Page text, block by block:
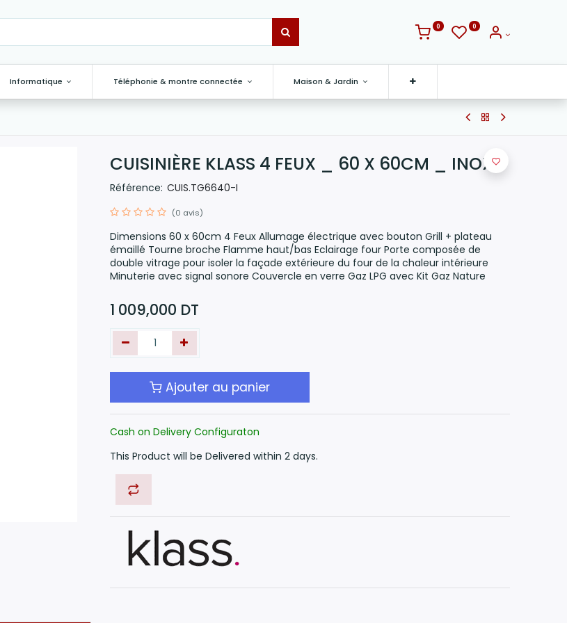
0 0
Informatique Téléphonie & montre connectée Maison & Jardin
CUISINIÈRE KLASS 4 FEUX _ 60 X 60CM _ INOX
Référence: CUIS.TG6640-I
(0 avis)
Dimensions 60 x 60cm 4 Feux Allumage électrique avec bouton Grill + plateau
émaillé Tourne broche Flamme haut/bas Eclairage four Porte composée de
double vitrage pour isoler la façade extérieure du four de la chaleur intérieure
Minuterie avec signal sonore Couvercle en verre Gaz LPG avec Kit Gaz Nature
1 009,000 DT
Ajouter au panier
Cash on Delivery Configuraton
This Product will be Delivered within 2 days.